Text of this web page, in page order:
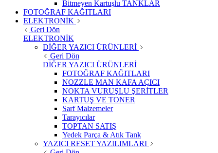
Bitmeyen Kartuşlu TANKLAR
FOTOĞRAF KAĞITLARI
ELEKTRONİK
Geri Dön
ELEKTRONİK
DİĞER YAZICI ÜRÜNLERİ
Geri Dön
DİĞER YAZICI ÜRÜNLERİ
FOTOĞRAF KAĞITLARI
NOZZLE MAN KAFA AÇICI
NOKTA VURUŞLU ŞERİTLER
KARTUŞ VE TONER
Sarf Malzemeler
Tarayıcılar
TOPTAN SATIŞ
Yedek Parça & Atık Tank
YAZICI RESET YAZILIMLARI